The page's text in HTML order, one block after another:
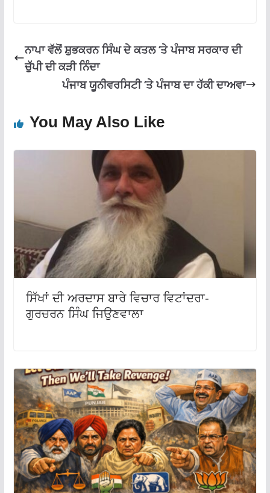
k p
ਨਾਪਾ ਵੱਲੋਂ ਸ਼ੁਭਕਰਨ ਸਿੰਘ ਦੇ ਕਤਲ ‘ਤੇ ਪੰਜਾਬ ਸਰਕਾਰ ਦੀ
ਚੁੱਪੀ ਦੀ ਕੜੀ ਨਿੰਦਾ
ਪੰਜਾਬ ਯੂਨੀਵਰਸਿਟੀ ‘ਤੇ ਪੰਜਾਬ ਦਾ ਹੱਕੀ ਦਾਅਵਾ
You May Also Like
ਸਿੱਖਾਂ ਦੀ ਅਰਦਾਸ ਬਾਰੇ ਵਿਚਾਰ ਵਿਟਾਂਦਰਾ-
ਗੁਰਚਰਨ ਸਿੰਘ ਜਿਉਣਵਾਲਾ